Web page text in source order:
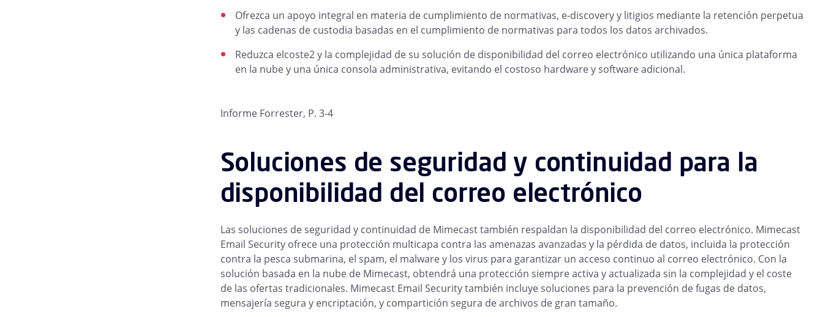
Ofrezca un apoyo integral en materia de cumplimiento de normativas, e-discovery y litigios mediante la retención perpetua
y las cadenas de custodia basadas en el cumplimiento de normativas para todos los datos archivados.
Reduzca elcoste2y la complejidad de su solución de disponibilidad del correo electrónico utilizando una única plataforma
en la nube y una única consola administrativa, evitando el costoso hardware y software adicional.
Informe Forrester, P. 3-4
Soluciones de seguridad y continuidad para la
disponibilidad del correo electrónico
Las soluciones de seguridad y continuidad de Mimecast también respaldan la disponibilidad del correo electrónico. Mimecast
Email Security ofrece una protección multicapa contra las amenazas avanzadas y la pérdida de datos, incluida la protección
contra la pesca submarina, el spam, el malware y los virus para garantizar un acceso continuo al correo electrónico. Con la
solución basada en la nube de Mimecast, obtendrá una protección siempre activa y actualizada sin la complejidad y el coste
de las ofertas tradicionales. Mimecast Email Security también incluye soluciones para la prevención de fugas de datos,
mensajería segura y encriptación, y compartición segura de archivos de gran tamaño.